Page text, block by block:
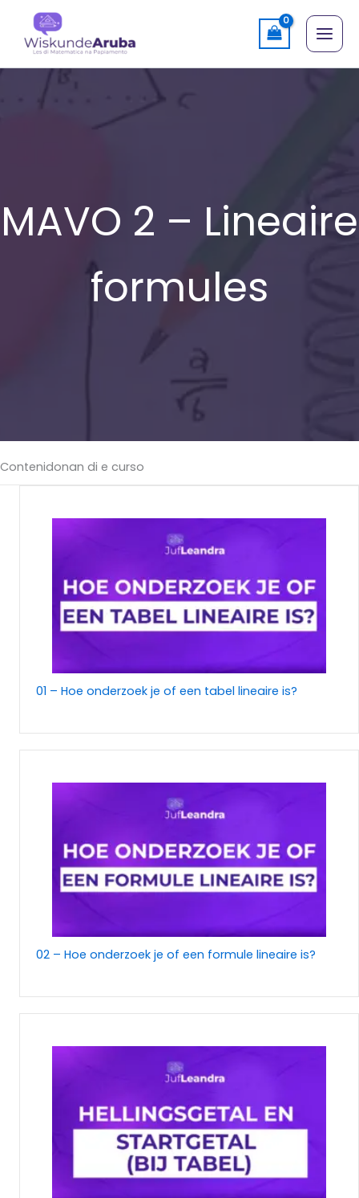
content
MAVO 2 – Lineaire
formules
Contenidonan di e curso
01 – Hoe onderzoek je of een tabel lineaire is?
02 – Hoe onderzoek je of een formule lineaire is?